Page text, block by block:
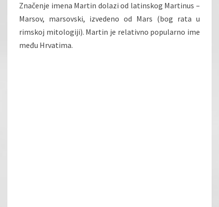
Značenje imena Martin dolazi od latinskog Martinus –
Marsov, marsovski, izvedeno od Mars (bog rata u
rimskoj mitologiji). Martin je relativno popularno ime
među Hrvatima.